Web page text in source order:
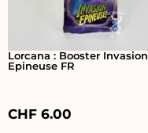
Lorcana : Booster Invasion
Epineuse FR
CHF 6.00